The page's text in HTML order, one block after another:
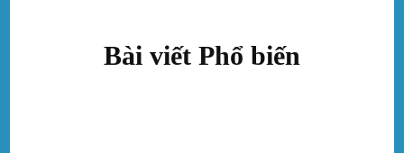
Bài viết Phổ biến